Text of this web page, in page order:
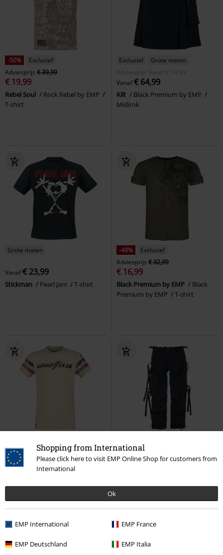
Shopping from International
Please click here to visit EMP Online Shop for customers from
International
Ok
EMP International EMP France
EMP Deutschland EMP Italia
-50%
Exclusief
Adviesprijs € 39,99
€ 19,99
Rebel Soul
Rock Rebel by EMP
T-shirt
Exclusief
Grote maten
Adviesprijs
Vanaf € 74,99
Vanaf€ 64,99
Kilt
Black Premium by EMP
Midirok
Grote maten
Vanaf€ 23,99
Stickman Pearl Jam T-shirt
-48%
Exclusief
Adviesprijs € 32,99
€ 16,99
Black Premium by EMP
Black
Premium by EMP
T-shirt
€ 43,99
Grand Bend Goodyear
Adviesprijs
Vanaf€ 75,99
Cargobroek